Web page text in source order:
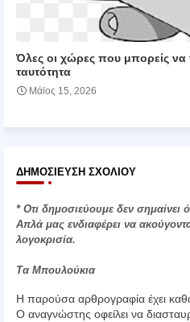
Όλες οι χώρες που μπορείς να
ταυτότητα
Μάϊος 15, 2026
ΔΗΜΟΣΊΕΥΣΗ ΣΧΟΛΊΟΥ
* Οτι δημοσιεύουμε δεν σημαίνει
Απλά μας ενδιαφέρει να
λογοκρισία.
Τα Μπουλούκια
Η παρούσα αρθρογραφία έχει
Ο αναγνώστης οφείλει να